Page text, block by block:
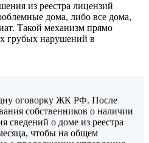
из реестра лицензий
дома, либо все дома,
Такой механизм прямо
грубых нарушений в
оговорку ЖК РФ. После
собственников о наличии
сведений о доме из реестра
чтобы на общем